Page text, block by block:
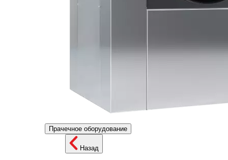
Прачечное оборудование
Назад